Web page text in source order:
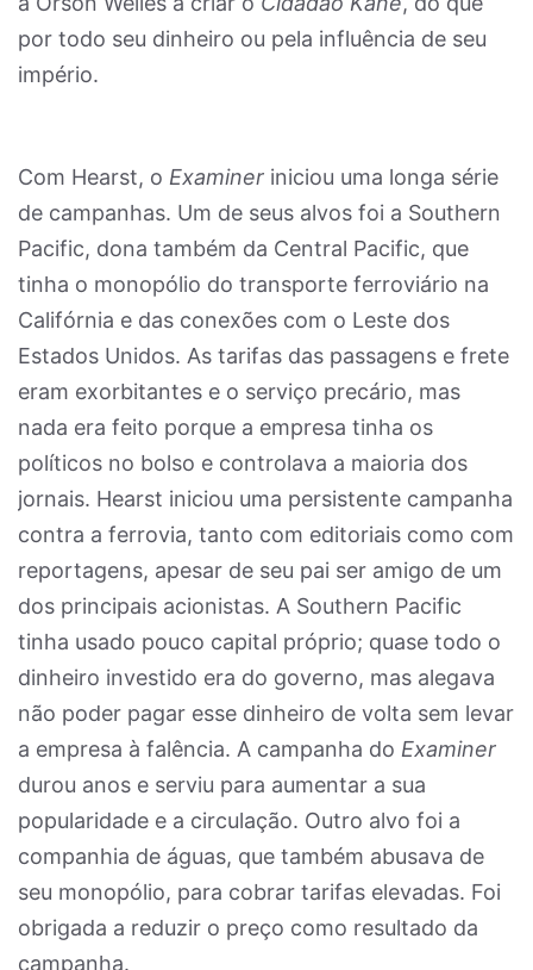
por todo seu dinheiro ou pela influência de seu
império.
Com Hearst, o Examiner iniciou uma longa série
de campanhas. Um de seus alvos foi a Southern
Pacific, dona também da Central Pacific, que
tinha o monopólio do transporte ferroviário na
Califórnia e das conexões com o Leste dos
Estados Unidos. As tarifas das passagens e frete
eram exorbitantes e o serviço precário, mas
nada era feito porque a empresa tinha os
políticos no bolso e controlava a maioria dos
jornais. Hearst iniciou uma persistente campanha
contra a ferrovia, tanto com editoriais como com
reportagens, apesar de seu pai ser amigo de um
dos principais acionistas. A Southern Pacific
tinha usado pouco capital próprio; quase todo o
dinheiro investido era do governo, mas alegava
não poder pagar esse dinheiro de volta sem levar
a empresa à falência. A campanha do Examiner
durou anos e serviu para aumentar a sua
popularidade e a circulação. Outro alvo foi a
companhia de águas, que também abusava de
seu monopólio, para cobrar tarifas elevadas. Foi
obrigada a reduzir o preço como resultado da
campanha.